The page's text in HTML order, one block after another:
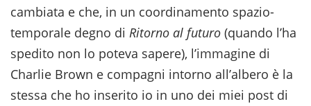
cambiata e che, in un coordinamento spazio-
temporale degno di Ritorno al futuro (quando l’ha
spedito non lo poteva sapere), l’immagine di
Charlie Brown e compagni intorno all’albero è la
stessa che ho inserito io in uno dei miei post di